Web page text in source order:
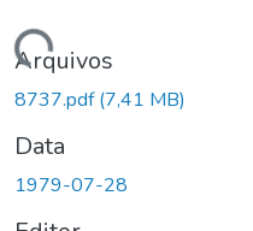
Carregando...
Arquivos
8737.pdf(7,41 MB)
Data
1979-07-28